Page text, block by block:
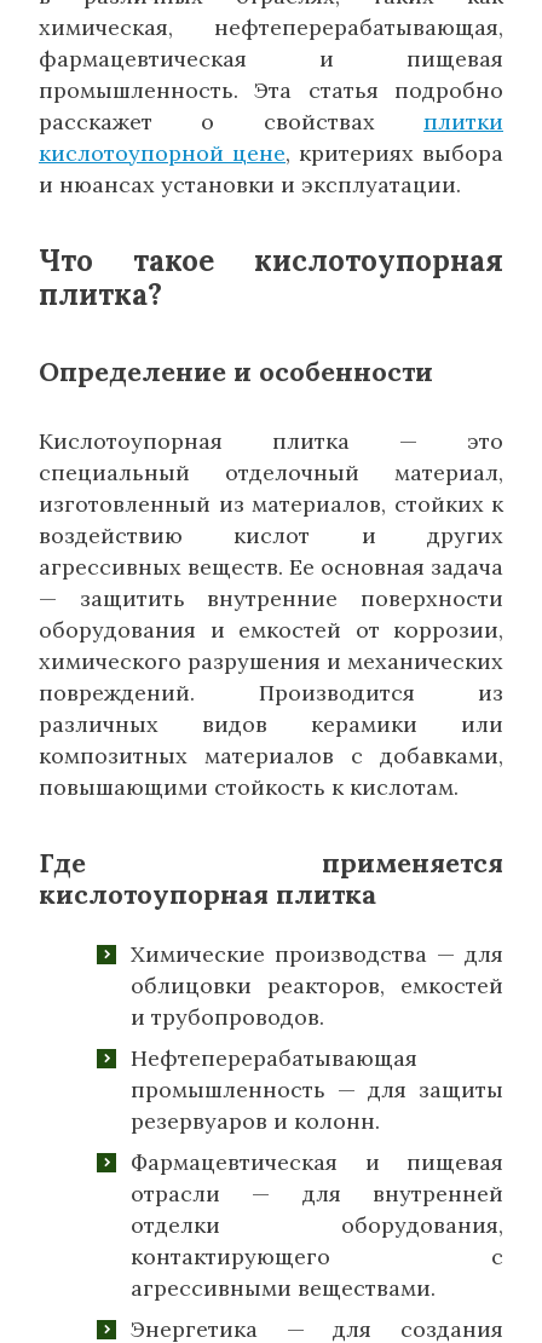
химическая, нефтеперерабатывающая,
фармацевтическая и пищевая
промышленность. Эта статья подробно
расскажет о свойствах плитки
кислотоупорной цене, критериях выбора
и нюансах установки и эксплуатации.
Что такое кислотоупорная
плитка?
Определение и особенности
Кислотоупорная плитка — это
специальный отделочный материал,
изготовленный из материалов, стойких к
воздействию кислот и других
агрессивных веществ. Ее основная задача
— защитить внутренние поверхности
оборудования и емкостей от коррозии,
химического разрушения и механических
повреждений. Производится из
различных видов керамики или
композитных материалов с добавками,
повышающими стойкость к кислотам.
Где применяется
кислотоупорная плитка
Химические производства — для
облицовки реакторов, емкостей
и трубопроводов.
Нефтеперерабатывающая
промышленность — для защиты
резервуаров и колонн.
Фармацевтическая и пищевая
отрасли — для внутренней
отделки оборудования,
контактирующего с
агрессивными веществами.
Энергетика — для создания